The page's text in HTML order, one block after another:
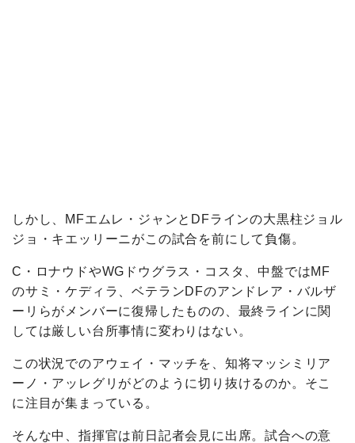
しかし、MFエムレ・ジャンとDFラインの大黒柱ジョル
ジョ・キエッリーニがこの試合を前にして負傷。
C・ロナウドやWGドウグラス・コスタ、中盤ではMF
のサミ・ケディラ、ベテランDFのアンドレア・バルザ
ーリらがメンバーに復帰したものの、最終ラインに関
しては厳しい台所事情に変わりはない。
この状況でのアウェイ・マッチを、知将マッシミリア
ーノ・アッレグリがどのように切り抜けるのか。そこ
に注目が集まっている。
そんな中、指揮官は前日記者会見に出席。試合への意